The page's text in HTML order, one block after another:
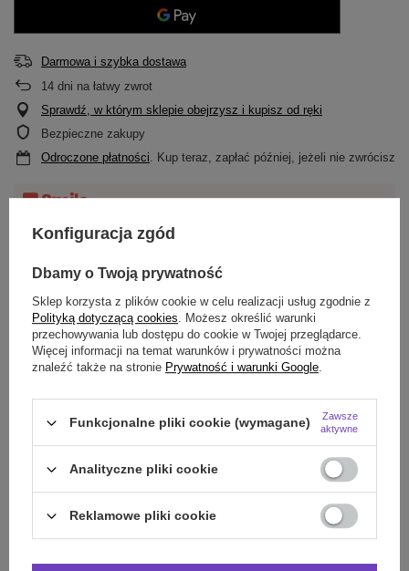
Darmowa i szybka dostawa
14 dni na łatwy zwrot
Sprawdź, w którym sklepie obejrzysz i kupisz od ręki
Bezpieczne zakupy
Odroczone płatności. Kup teraz, zapłać później, jeżeli nie zwrócisz
odbioru
Smile - dostawy ze sklepów internetowych przy zamówieniu od
OPIS
DO POBRANIA
OPINIE (0)
Potrzebujesz pomocy? Masz pytania?
Zadaj pytanie a my odpowiemy niezwłocznie,
Konfiguracja zgód
Dbamy o Twoją prywatność
Sklep korzysta z plików cookie w celu realizacji usług zgodnie z
Polityką dotyczącą cookies. Możesz określić warunki
przechowywania lub dostępu do cookie w Twojej przeglądarce.
Więcej informacji na temat warunków i prywatności można
znaleźć także na stronie Prywatność i warunki Google.
Funkcjonalne pliki cookie (wymagane)
Zawsze
aktywne
Analityczne pliki cookie
Reklamowe pliki cookie